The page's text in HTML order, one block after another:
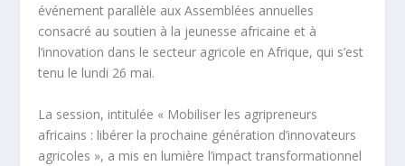
événement parallèle aux Assemblées annuelles
consacré au soutien à la jeunesse africaine et à
l’innovation dans le secteur agricole en Afrique, qui s’est
tenu le lundi 26 mai.
La session, intitulée « Mobiliser les agripreneurs
africains : libérer la prochaine génération d’innovateurs
agricoles », a mis en lumière l’impact transformationnel